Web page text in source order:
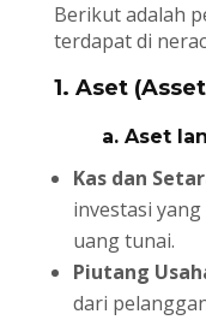
Berikut adalah
terdapat di
1. Aset
a. Aset
Kas dan
investasi
uang tunai.
Piutang
dari